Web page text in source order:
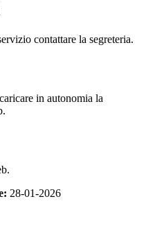
contattare la segreteria.
in autonomia la
28-01-2026